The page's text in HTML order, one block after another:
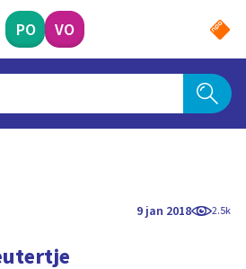
PO VO
9 jan 2018 2.5k